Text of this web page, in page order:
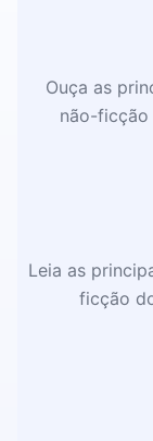
Ouça as
não-ficção
Leia as
ficção